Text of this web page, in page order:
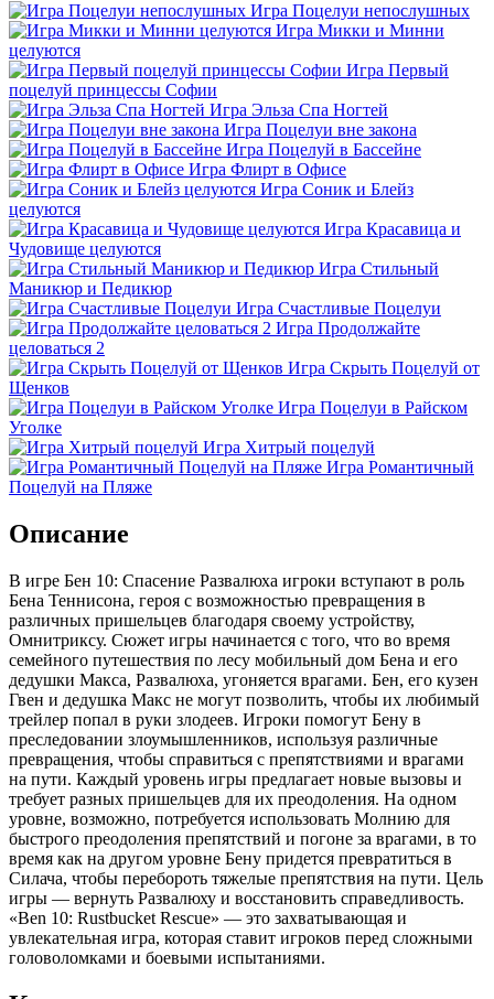
Игра Поцелуи непослушных
Игра Микки и Минни
целуются
Игра Первый
поцелуй принцессы Софии
Игра Эльза Спа Ногтей
Игра Поцелуи вне закона
Игра Поцелуй в Бассейне
Игра Флирт в Офисе
Игра Соник и Блейз
целуются
Игра Красавица и
Чудовище целуются
Игра Стильный
Маникюр и Педикюр
Игра Счастливые Поцелуи
Игра Продолжайте
целоваться 2
Игра Скрыть Поцелуй от
Щенков
Игра Поцелуи в Райском
Уголке
Игра Хитрый поцелуй
Игра Романтичный
Поцелуй на Пляже
Описание
В игре Бен 10: Спасение Развалюха игроки вступают в роль
Бена Теннисона, героя с возможностью превращения в
различных пришельцев благодаря своему устройству,
Омнитриксу. Сюжет игры начинается с того, что во время
семейного путешествия по лесу мобильный дом Бена и его
дедушки Макса, Развалюха, угоняется врагами. Бен, его кузен
Гвен и дедушка Макс не могут позволить, чтобы их любимый
трейлер попал в руки злодеев. Игроки помогут Бену в
преследовании злоумышленников, используя различные
превращения, чтобы справиться с препятствиями и врагами
на пути. Каждый уровень игры предлагает новые вызовы и
требует разных пришельцев для их преодоления. На одном
уровне, возможно, потребуется использовать Молнию для
быстрого преодоления препятствий и погоне за врагами, в то
время как на другом уровне Бену придется превратиться в
Силача, чтобы перебороть тяжелые препятствия на пути. Цель
игры — вернуть Развалюху и восстановить справедливость.
«Ben 10: Rustbucket Rescue» — это захватывающая и
увлекательная игра, которая ставит игроков перед сложными
головоломками и боевыми испытаниями.